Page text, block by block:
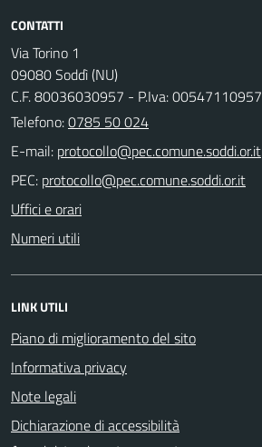
CONTATTI
Via Torino 1
09080 Soddì (NU)
C.F. 80036030957 - P.Iva: 00547110957
Telefono:0785 50 024
E-mail:
PEC:
Uffici e orari
Numeri utili
LINK UTILI
Piano di miglioramento del sito
Informativa privacy
Note legali
Dichiarazione di accessibilità